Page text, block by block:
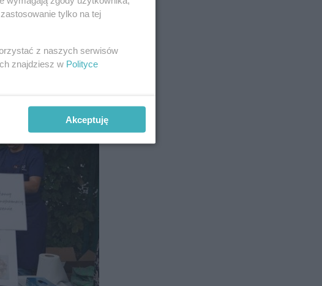
tylko na tej
z naszych serwisów
znajdziesz w Polityce
Akceptuję